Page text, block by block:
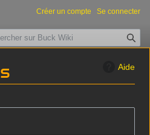
Aide
Créer un compte Se connecter